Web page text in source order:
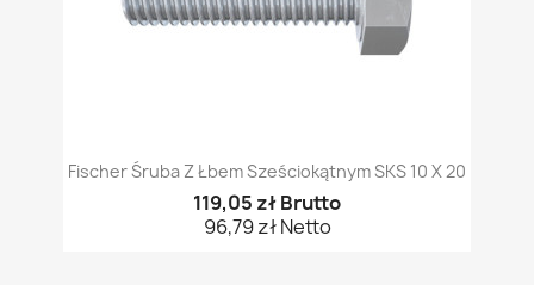
Fischer Śruba Z Łbem Sześciokątnym SKS 10 X 20
119,05 zł Brutto
96,79 zł Netto